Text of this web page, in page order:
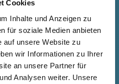
Cookies
Inhalte und Anzeigen zu
für soziale Medien anbieten
auf unsere Website zu
wir Informationen zu Ihrer
an unsere Partner für
Analysen weiter. Unsere